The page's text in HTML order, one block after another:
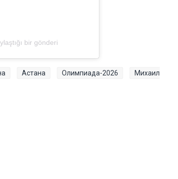
bir gönderi
Астана Олимпиада-2026
Михаил